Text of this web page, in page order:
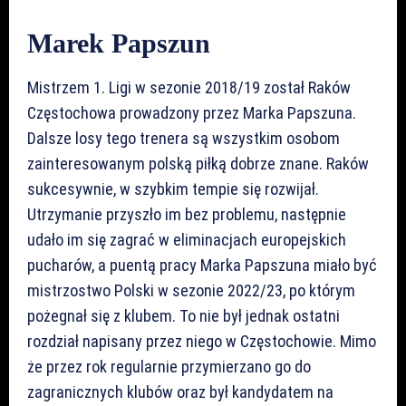
Marek Papszun
Mistrzem 1. Ligi w sezonie 2018/19 został Raków
Częstochowa prowadzony przez Marka Papszuna.
Dalsze losy tego trenera są wszystkim osobom
zainteresowanym polską piłką dobrze znane. Raków
sukcesywnie, w szybkim tempie się rozwijał.
Utrzymanie przyszło im bez problemu, następnie
udało im się zagrać w eliminacjach europejskich
pucharów, a puentą pracy Marka Papszuna miało być
mistrzostwo Polski w sezonie 2022/23, po którym
pożegnał się z klubem. To nie był jednak ostatni
rozdział napisany przez niego w Częstochowie. Mimo
że przez rok regularnie przymierzano go do
zagranicznych klubów oraz był kandydatem na